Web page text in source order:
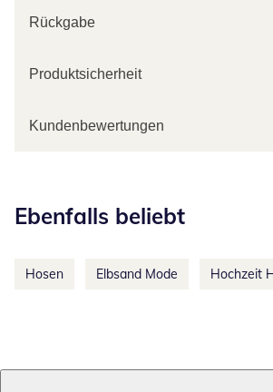
Rückgabe
Produktsicherheit
Kundenbewertungen
Ebenfalls beliebt
Hosen Elbsand Mode Hochzeit